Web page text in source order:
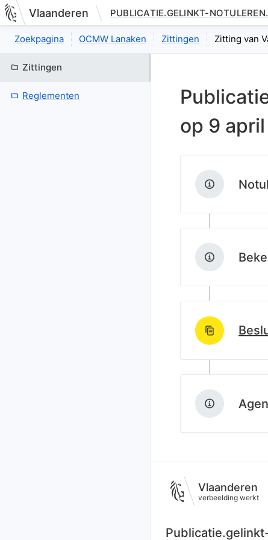
Nieuwe pagina: bestuurseenheid.zittingen.zitting.index
Vlaanderen PUBLICATIE.GELINKT-
Zoekpagina OCMW Lanaken Zittingen Zitting van
Zittingen
Reglementen
op 9
http://
Vlaanderen
verbeelding werkt